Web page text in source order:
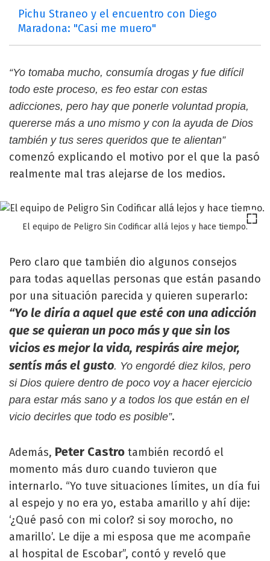
Pichu Straneo y el encuentro con Diego
Maradona: "Casi me muero"
“Yo tomaba mucho, consumía drogas y fue difícil
todo este proceso, es feo estar con estas
adicciones, pero hay que ponerle voluntad propia,
quererse más a uno mismo y con la ayuda de Dios
también y tus seres queridos que te alientan”
comenzó explicando el motivo por el que la pasó
realmente mal tras alejarse de los medios.
El equipo de Peligro Sin Codificar allá lejos y hace tiempo.
Pero claro que también dio algunos consejos
para todas aquellas personas que están pasando
por una situación parecida y quieren superarlo:
“Yo le diría a aquel que esté con una adicción
que se quieran un poco más y que sin los
vicios es mejor la vida, respirás aire mejor,
sentís más el gusto. Yo engordé diez kilos, pero
si Dios quiere dentro de poco voy a hacer ejercicio
para estar más sano y a todos los que están en el
vicio decirles que todo es posible”.
Además, Peter Castro también recordó el
momento más duro cuando tuvieron que
internarlo. “Yo tuve situaciones límites, un día fui
al espejo y no era yo, estaba amarillo y ahí dije:
‘¿Qué pasó con mi color? si soy morocho, no
amarillo’. Le dije a mi esposa que me acompañe
al hospital de Escobar”, contó y reveló que